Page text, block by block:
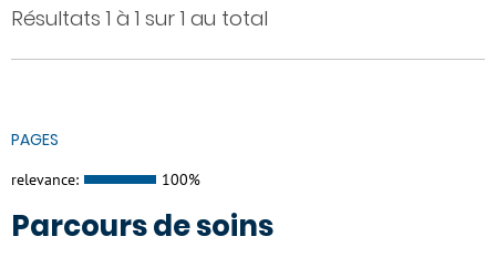
Résultats 1 à 1 sur 1 au total
PAGES
relevance: 100%
Parcours de soins